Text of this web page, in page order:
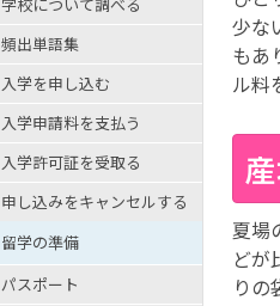
少な
もあ
ル料
夏場
どが
りの
学校について調べる
頻出単語集
入学を申し込む
入学申請料を支払う
入学許可証を受取る
申し込みをキャンセルする
留学の準備
パスポート